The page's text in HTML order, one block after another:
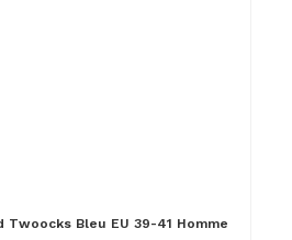
Twoocks Bleu EU 39-41 Homme